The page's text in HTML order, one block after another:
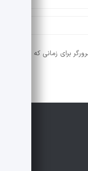
برای زمانی که